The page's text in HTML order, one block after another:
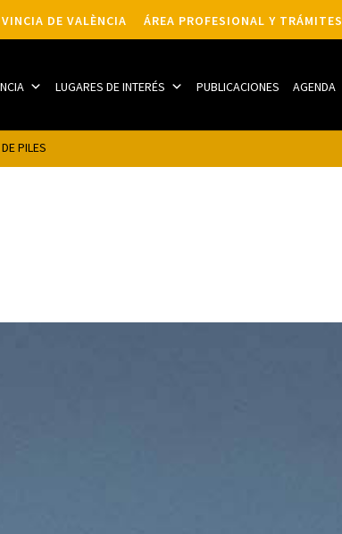
DE VALÈNCIA ÁREA PROFESIONAL Y TRÁMITES
LUGARES DE INTERÉS PUBLICACIONES AGENDA
PILES